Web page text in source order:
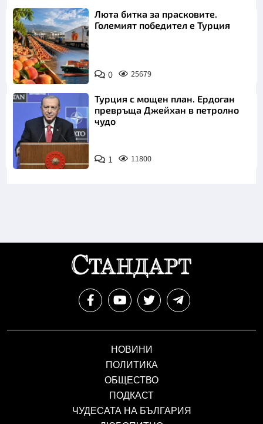
Люта битка за прасковите.
Големият победител е Турция
0 25679
Турция с мощен план. Ердоган
превръща Джейхан в петролно
чудо
1 11800
НОВИНИ
ПОЛИТИКА
ОБЩЕСТВО
ПОДКАСТ
ЧУДЕСАТА НА БЪЛГАРИЯ